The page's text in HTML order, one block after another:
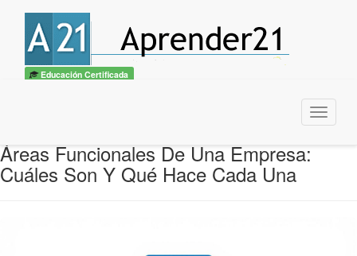
Educación Certificada
Menu
Áreas Funcionales De Una Empresa:
Cuáles Son Y Qué Hace Cada Una